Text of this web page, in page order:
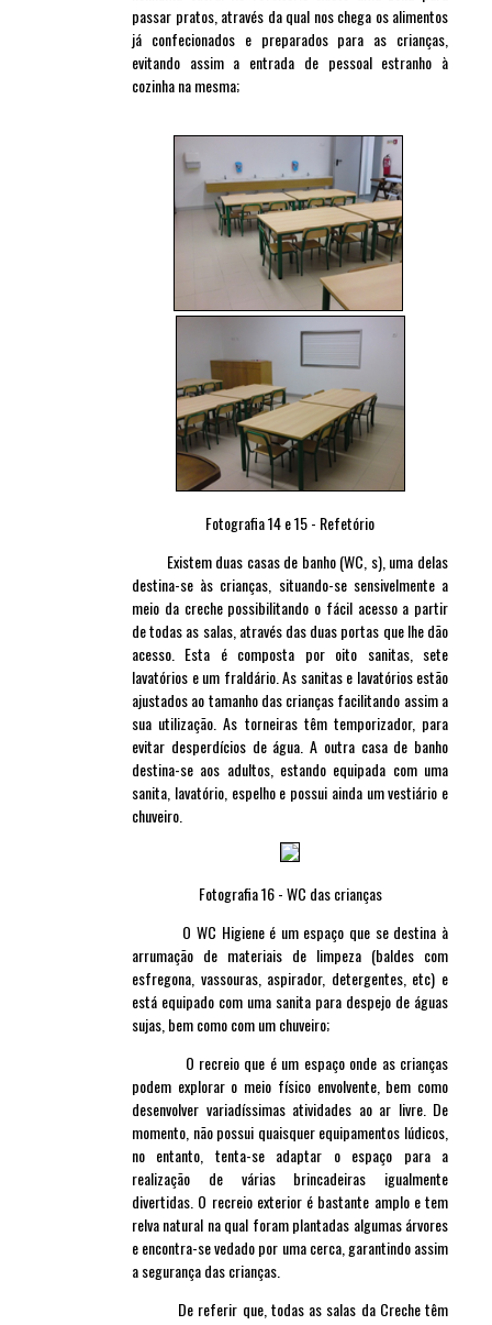
passar pratos, através da qual nos chega os alimentos
já confecionados e preparados para as crianças,
evitando assim a entrada de pessoal estranho à
cozinha na mesma;
Fotografia 14 e 15 - Refetório
Existem duas casas de banho (WC, s), uma delas
destina-se às crianças, situando-se sensivelmente a
meio da creche possibilitando o fácil acesso a partir
de todas as salas, através das duas portas que lhe dão
acesso. Esta é composta por oito sanitas, sete
lavatórios e um fraldário. As sanitas e lavatórios estão
ajustados ao tamanho das crianças facilitando assim a
sua utilização. As torneiras têm temporizador, para
evitar desperdícios de água. A outra casa de banho
destina-se aos adultos, estando equipada com uma
sanita, lavatório, espelho e possui ainda um vestiário e
chuveiro.
Fotografia 16 - WC das crianças
O WC Higiene é um espaço que se destina à
arrumação de materiais de limpeza (baldes com
esfregona, vassouras, aspirador, detergentes, etc) e
está equipado com uma sanita para despejo de águas
sujas, bem como com um chuveiro;
O recreio que é um espaço onde as crianças
podem explorar o meio físico envolvente, bem como
desenvolver variadíssimas atividades ao ar livre. De
momento, não possui quaisquer equipamentos lúdicos,
no entanto, tenta-se adaptar o espaço para a
realização de várias brincadeiras igualmente
divertidas. O recreio exterior é bastante amplo e tem
relva natural na qual foram plantadas algumas árvores
e encontra-se vedado por uma cerca, garantindo assim
a segurança das crianças.
De referir que, todas as salas da Creche têm